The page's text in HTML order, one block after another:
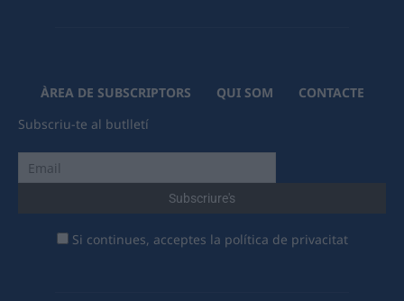
ÀREA DE SUBSCRIPTORS QUI SOM
CONTACTE
Subscriu-te al butlletí
Si continues, acceptes la política de privacitat